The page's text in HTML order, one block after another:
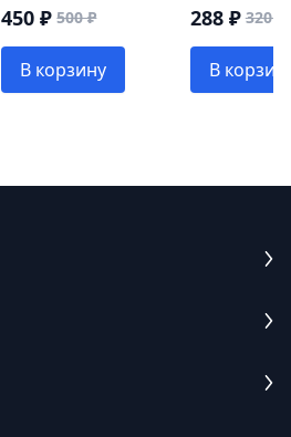
450 ₽ 500 ₽
В корзину
288 ₽ 320 ₽
В